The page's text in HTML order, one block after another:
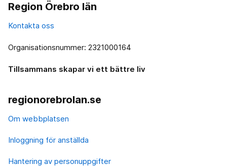
Region Örebro län
Kontakta oss
Organisationsnummer: 2321000164
Tillsammans skapar vi ett bättre liv
regionorebrolan.se
Om webbplatsen
Inloggning för anställda
Hantering av personuppgifter